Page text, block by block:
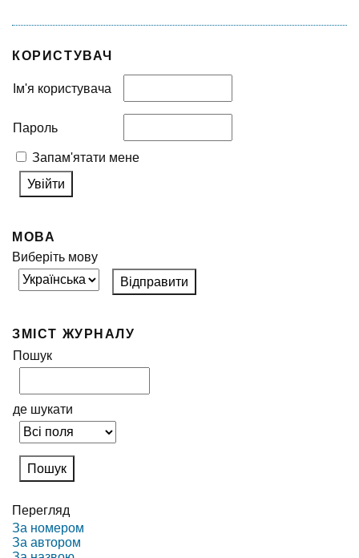
КОРИСТУВАЧ
Ім'я користувача
Пароль
Запам'ятати мене
МОВА
Виберіть мову
ЗМІСТ ЖУРНАЛУ
Пошук
де шукати
Перегляд
За номером
За автором